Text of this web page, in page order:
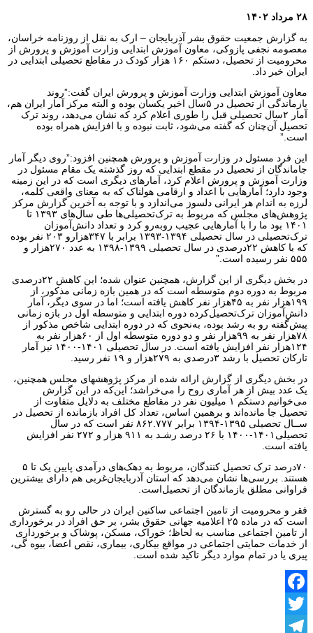
۲۸ مرداد ۱۴۰۲
به گزارش جمعیت حقوق بشر آذربایجان – ارک به نقل از روزنامه خراسان،
معصومه نجفی پازوکی، معاون آموزش ابتدایی وزارت آموزش و پرورش از
محرومیت از تحصیل، دستکم ۱۶۰ هزار کودک در مقاطع تحصیلی ابتدایی در
ایران خبر داد.
معاون آموزش ابتدایی وزارت آموزش و پرورش ایران گفت:”روند
بازماندگی از تحصیل در ۵سال اخیر یکسان بوده و البته مرکز آمار ایران هم،
آمار ۲سال تحصیلی قبل را طوری اعلام کرد که نشان می‌دهد، روند ترک
تحصیل آن‌چنان که گفته می‌شود، ثابت نبوده و با افزایش همراه بوده
است.”
این فرد مسئول در وزارت آموزش و پرورش همچنین افزود:”روی دیگر آمار
جاماندگان از تحصیل در مقطع ابتدایی که روز گذشته یک مقام مسئول در
وزارت آموزش و پرورش اعلام کرد، آمارهای دیگری است که در این زمینه
وجود دارد؛ آمارهایی با اعداد و ارقامی هولناک که به معنای واقعی کلمه،
لرزه به اندام هر ایرانی دلسوز می‌اندازد و با توجه به آخرین گزارش مرکز
پژوهش‌های مجلس که مربوط به ترک‌تحصیلی‌ها طی سال‌های ۱۳۹۳ تا
۱۴۰۱ بود ما را با آمارهایی عجیب روبه‌رو کرد و تعداد دانش‌آموزان
ترک‌تحصیلی در سال تحصیلی ۱۳۹۴-۱۳۹۳ برابر با ۳۴۷هزارو ۲۰۳ نفر بوده
که با کاهش ۲۲درصدی در سال تحصیلی ۱۳۹۹-۱۳۹۸ به عدد ۲۷۰هزار و
۵۵۵ نفر رسیده است.”
در بخش دیگری از این گزارش، همچنین عنوان شده؛ این کاهش ۲۲درصدی
مربوط به دوره دوم متوسطه است که در همین بازه زمانی مذکور، از
۱۹۹هزار نفر به ۴۵هزار نفر کاهش یافته است؛ اما در سوی دیگر، آمار
دانش‌آموزان ترک‌تحصیل‌کرده دوره ابتدایی و متوسطه اول در بازه زمانی
پیش‌گفته رو به رشد بوده، به‌نحوی که در دوره ابتدایی شاخص مذکور از
۷۸هزار نفر به ۹۹هزار نفر و دو دوره متوسطه اول از ۶۰هزار نفر به
۱۲۴هزار نفر افزایش یافته است. در سال تحصیلی ۱۴۰۱-۱۴۰۰ نیز آمار
تارکان تحصیل با رشد ۳درصدی به ۲۷۹هزار و ۱۹ نفر رسید.
در بخش دیگری از گزارش ارائه شده از مرکز پژوهشهای مجلس همچنین،
یک عدد بیش از هر آماری روح را می‌خراشد؛ این‌که در این گزارش
می‌خوانیم دستکم ۱ میلیون نفر در مقاطع مختلف به دلایل متفاوت از
تحصیل جا مانده‌اند و برهمین اساس، تعداد کل افراد بازمانده از تحصیل در
ســال تحصیلی ۱۳۹۵-۱۳۹۴ برابر ۸۶۲.۷۷۷ نفر است که در سال
تحصیلی۱۴۰۱-۱۴۰۰ با ۲۶ درصد رشـد به ۹۱۱ هزار و ۲۷۲ نفر افزایش
یافته است.
۷۰درصد ترک تحصیل کنندگان، مربوط به دهک‌های درآمدی پایین یک تا ۵
هستند. بررسی‌ها نشان می‌دهد که استان آذربایجان‌غربی هم دارای بیشترین
فراوانی مطلق بازماندگان از تحصیل‌است.
فقر و محرومیت از تامین اجتماعی ساکنین ایران در حالی رو به گسترش
است که در ماده ۲۵ اعلامیه جهانی حقوق بشر،‌ بر حق افراد در برخورداری
از تامین اجتماعی مناسب به لحاظ؛ خوراک، مسکن، پوشاک و برخورداری
از خدمات حمایتی اجتماعی در مواقع بیکاری، بیماری، نقص اعضا، بیوه گی،
پیری یا در تمام موارد دیگر تاکید شده است.
Facebook
Twitter